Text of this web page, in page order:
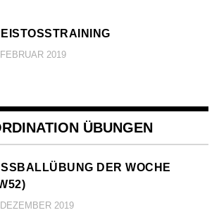
2019
ÜBUNGEN
DER WOCHE (
2019